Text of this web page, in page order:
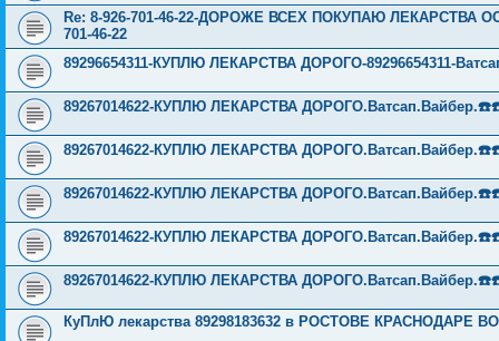
Re: 8-926-701-46-22-ДОРОЖЕ ВСЕХ ПОКУПАЮ
701-46-22
89296654311-КУПЛЮ ЛЕКАРСТВА ДОРОГО-89296654311-
89267014622-КУПЛЮ ЛЕКАРСТВА
89267014622-КУПЛЮ ЛЕКАРСТВА
89267014622-КУПЛЮ ЛЕКАРСТВА
89267014622-КУПЛЮ ЛЕКАРСТВА
89267014622-КУПЛЮ ЛЕКАРСТВА
КуПлЮ лекарства 89298183632 в РОСТОВЕ КРАСНОДАРЕ